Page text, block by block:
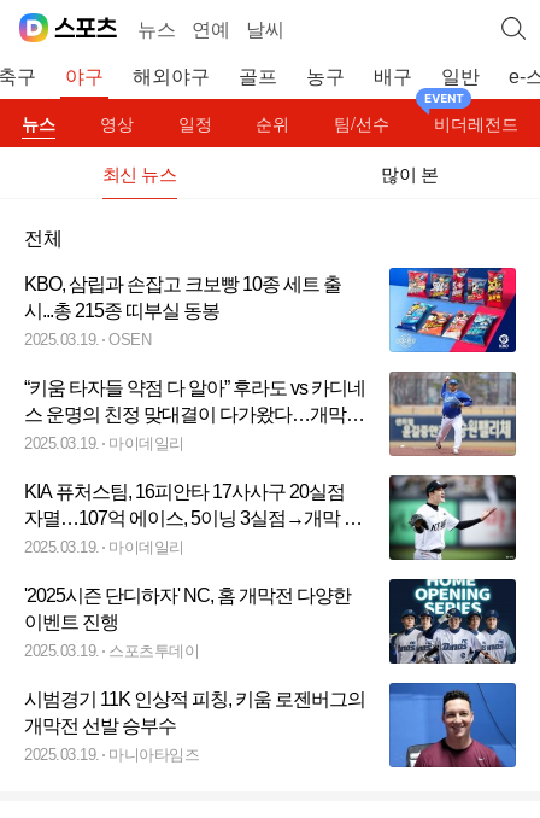
뉴스 연예 날씨
구 야구 해외야구 골프 농구 배구 일반 e-
뉴스 영상 일정 순위 팀/선수 비더레전드
최신 뉴스 많이 본
전체
KBO, 삼립과 손잡고 크보빵 10종 세트 출
시...총 215종 띠부실 동봉
2025.03.19. OSEN
“키움 타자들 약점 다 알아” 후라도 vs 카디네
스 운명의 친정 맞대결이 다가왔다…개막전
최고 빅매치
2025.03.19. 마이데일리
KIA 퓨처스팀, 16피안타 17사사구 20실점
자멸…107억 에이스, 5이닝 3실점→개막 준
비 완료
2025.03.19. 마이데일리
'2025시즌 단디하자' NC, 홈 개막전 다양한
이벤트 진행
2025.03.19. 스포츠투데이
시범경기 11K 인상적 피칭, 키움 로젠버그의
개막전 선발 승부수
2025.03.19. 마니아타임즈